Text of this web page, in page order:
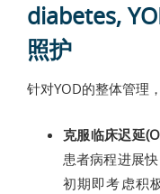
diabetes,
照护
针对YOD的整体管理
克服临床迟延
患者病程进展
初期即考虑积